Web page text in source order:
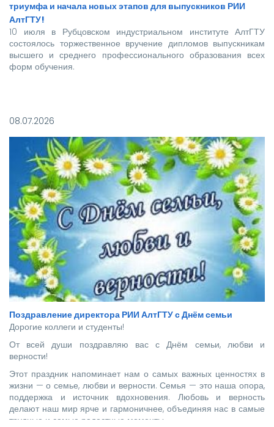
триумфа и начала новых этапов для выпускников РИИ
АлтГТУ!
10 июля в Рубцовском индустриальном институте АлтГТУ
состоялось торжественное вручение дипломов выпускникам
высшего и среднего профессионального образования всех
форм обучения.
высококвалифицированных специалистов, которым предстоит
стать надежной опорой и строить будущее нашей великой
страны.
08.07.2026
Поздравление директора РИИ АлтГТУ с Днём семьи
Дорогие коллеги и студенты!
От всей души поздравляю вас с Днём семьи, любви и
верности!
Этот праздник напоминает нам о самых важных ценностях в
жизни — о семье, любви и верности. Семья — это наша опора,
поддержка и источник вдохновения. Любовь и верность
делают наш мир ярче и гармоничнее, объединяя нас в самые
трудные и самые радостные моменты.